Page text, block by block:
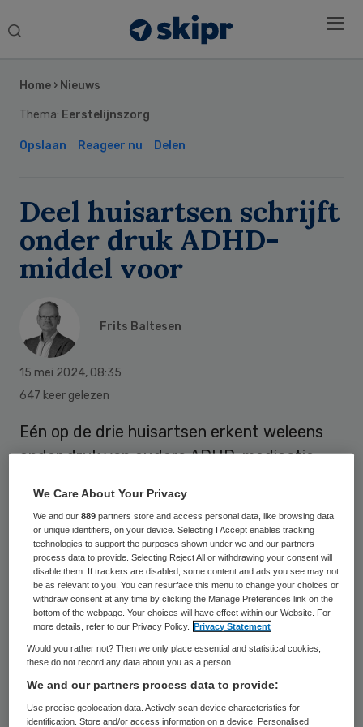
Search
Home › Nieuws
Thema: Eerstelijnszorg
Opslaan Reageer nu Delen
Deel huisartsen schrijft
onder druk ADHD-
middel voor
Frits Baltesen
15 mei 2024, 08:35
647 keer gelezen
Eén op de drie huisartsen erkent weleens
onder druk van ouders ADHD-medicatie
vijf zegt dit onder druk van scholen te
hebben gedaan.
De huisartsen gaven dit aan in een enquête
van onderzoeker Anne-Flore Matthijssen
van het Universitair Medisch Centrum
Groningen (UMCG). Ze promoveert
woensdag op haar onderzoek naar het
gebruik van Ritalin en soortgelijke middelen.
Sidebar
We Care About Your Privacy
We and our889 partners store and access personal data, like browsing data
or unique identifiers, on your device. Selecting I Accept enables tracking
technologies to support the purposes shown under we and our partners
process data to provide. Selecting Reject All or withdrawing your consent will
disable them. If trackers are disabled, some content and ads you see may not
be as relevant to you. You can resurface this menu to change your choices or
withdraw consent at any time by clicking the Manage Preferences link on the
bottom of the webpage. Your choices will have effect within our Website. For
more details, refer to our Privacy Policy.
Privacy Statement
Would you rather not? Then we only place essential and statistical cookies,
these do not record any data about you as a person
We and our partners process data to provide:
Use precise geolocation data. Actively scan device characteristics for
identification. Store and/or access information on a device. Personalised